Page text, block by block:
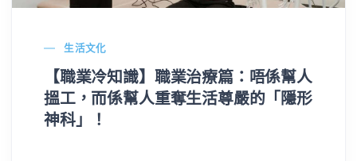
生活文化
【職業冷知識】職業治療篇：唔係幫人
搵工，而係幫人重奪生活尊嚴的「隱形
神科」！